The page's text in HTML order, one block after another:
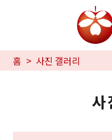
홈 사진 갤러리
사